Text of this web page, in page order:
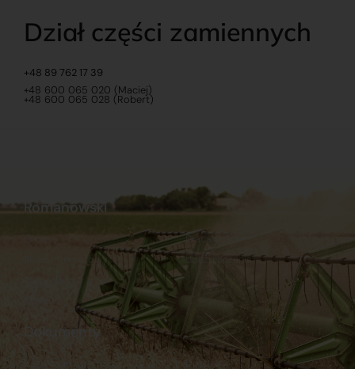
Dział części zamiennych
+48 89 762 17 39
+48 600 065 020 (Maciej)
+48 600 065 028 (Robert)
Dokumenty
Regulamin Dostawy
Romanowski
Sklep internetowy
Praca
Ubezpieczenia